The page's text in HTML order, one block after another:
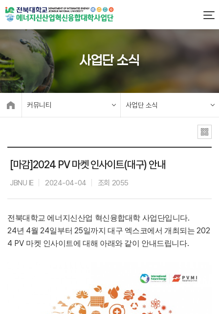
사업단 소식
커뮤니티 사업단 소식
[마감]2024 PV 마켓 인사이트(대구) 안내
JBNU IE 2024-04-04 조회 2055
전북대학교 에너지신산업 혁신융합대학 사업단입니다.
24년 4월24일부터 25일까지 대구 엑스코에서 개최되는202
4 PV 마켓 인사이트에 대해 아래와 같이 안내드립니다.